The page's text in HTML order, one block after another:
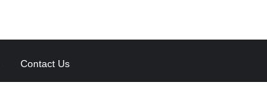
Contact Us